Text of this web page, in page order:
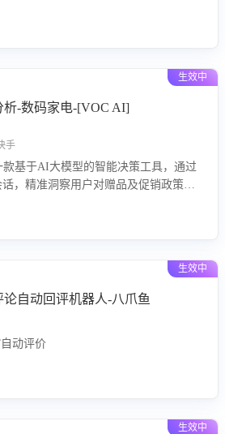
统自动输出可落地的挽回策略，迅速
生效中
析-数码家电-[VOC AI]
手
基于AI大模型的智能决策工具，通过
，精准洞察用户对赠品及促销政策的
赠品组合策略，优化资源投放并淘汰
生效中
自动回评机器人-八爪鱼
动评价
生效中